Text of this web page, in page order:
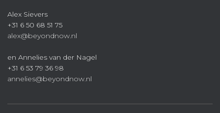
Alex Sievers
+31 6 50 68 51 75
alex@beyondnow.nl
en Annelies van der Nagel
+31 6 53 79 36 98
annelies@beyondnow.nl